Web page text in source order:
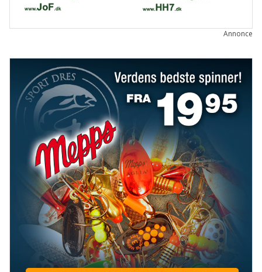
VANDLØBSVEDLIGEHOLDELSE
GEAR OG GADGETS
ARCTIC SILVER C&F DESIGN FISKEGREJ
FJÄLLRÄVEN FLUEHJUL FLUER
FLUESTANG GEOFF ANDERSON
GUIDELINE HODGMAN NORMARK
OKUMA ORVIS PATAGONIA
POWERVISION SAGE SAVAGE GEAR
SHIMANO SMITH CREEK SPINNEHJUL
Annonce